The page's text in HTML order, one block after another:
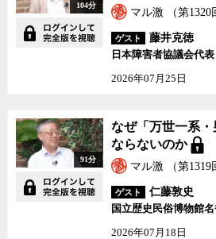
104分
マル激 （第1320
ゲスト
藤井克徳
日本障害者協議会代表
2026年07月25日
91分
なぜ「万世一系
ならないのか
マル激 （第1319
ゲスト
仁藤敦史
国立歴史民俗博物館
2026年07月18日